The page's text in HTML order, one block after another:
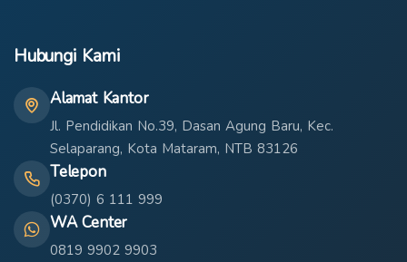
Hubungi Kami
Alamat Kantor
Jl. Pendidikan No.39, Dasan Agung Baru, Kec.
Selaparang, Kota Mataram, NTB 83126
Telepon
(0370) 6 111 999
WA Center
0819 9902 9903